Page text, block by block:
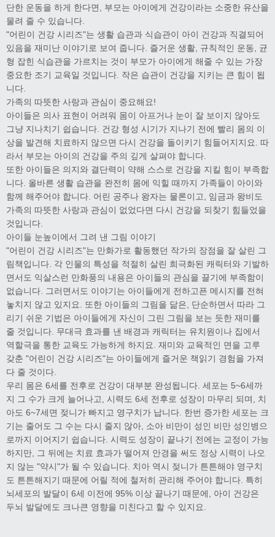
단한 운동을 하게 한다면, 부모는 아이에게 건강이라는 소중한 유산을
물려 줄 수 있습니다.
"어린이 건강 시리즈"는 생활 습관과 식습관이 아이 건강과 직결되어
있음을 재미난 이야기로 보여 줍니다. 즐거운 생활, 규칙적인 운동, 균
형 잡힌 식습관을 가르치는 것이 부모가 아이에게 해줄 수 있는 가장
중요한 조기 교육일 것입니다. 작은 습관이 건강을 지키는 큰 힘이 됩
니다.
가족의 따뜻한 사랑과 관심이 중요해요!
아이들은 의사 표현이 어려워 몸이 아프거나 눈이 잘 보이지 않아도
그냥 지나치기 쉽습니다. 건강 형성 시기가 지나기 전에 빨리 몸의 이
상을 발견해 치료하지 않으면 다시 건강을 돌이키기 힘들어지지요. 따
라서 부모는 아이의 건강을 주의 깊게 살펴야 합니다.
또한 아이들은 의지와 결단력이 약해 스스로 건강을 지킬 힘이 부족합
니다. 올바른 생활 습관을 완전히 몸에 익힐 때까지 가족들이 아이와
함께 해주어야 합니다. 어린 공주나 왕자는 물론이고, 임금과 왕비도
가족의 따뜻한 사랑과 관심이 없었다면 다시 건강을 되찾기 힘들었을
것입니다.
아이들 눈높이에서 그려 낸 그림 이야기
"어린이 건강 시리즈"는 만화가로 활동했던 작가의 장점을 잘 살린 그
림책입니다. 각 인물의 특성을 적절히 살린 희극화된 캐릭터와 기발하
면서도 익살스런 만화풍의 내용은 아이들의 관심을 끌기에 부족함이
없습니다. 그러면서도 이야기는 아이들에게 전하고픈 메시지를 전혀
놓치지 않고 있지요. 또한 아이들의 그림을 닮은, 단순하면서 따라 그
리기 쉬운 기법은 아이들에게 자신이 그린 그림을 보는 듯한 재미를
줄 것입니다. 무대극 효과를 낸 배경과 캐릭터는 유치원이나 집에서
역할극을 통한 교육도 가능하게 하지요. 재미와 교육적인 면을 고루
갖춘 "어린이 건강 시리즈"는 아이들에게 즐거운 책읽기 경험을 가져
다 줄 것이다.
우리 몸은 6세를 전후로 건강이 대부분 완성됩니다. 세포는 5~6세까
지 그 수가 크게 늘어나고, 시력도 6세 전후로 성장이 마무리 되며, 치
아도 6~7세면 젖니가 빠지고 영구치가 납니다. 한번 증가한 세포는 크
기는 줄어도 그 수는 다시 줄지 않아, 소아 비만이 성인 비만 성인병으
로까지 이어지기 쉽습니다. 시력도 성장이 끝나기 전에는 교정이 가능
하지만, 그 뒤에는 치료 효과가 떨어져 안경을 써도 정상 시력이 나오
지 않는 "약시"가 될 수 있습니다. 치아 역시 젖니가 튼튼해야 영구치
도 튼튼해지기 때문에 어릴 적에 철저히 관리해 주어야 합니다. 특히
뇌세포의 발달이 6세 이전에 95% 이상 끝나기 때문에, 아이 건강은
두뇌 발달에도 크나큰 영향을 미친다고 할 수 있지요.